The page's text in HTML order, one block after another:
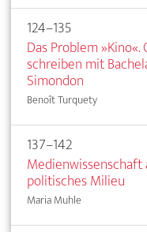
124–135
Das Problem »Kino«.
schreiben mit
Simondon
Benoît Turquety
137–142
politisches Milieu
Maria Muhle